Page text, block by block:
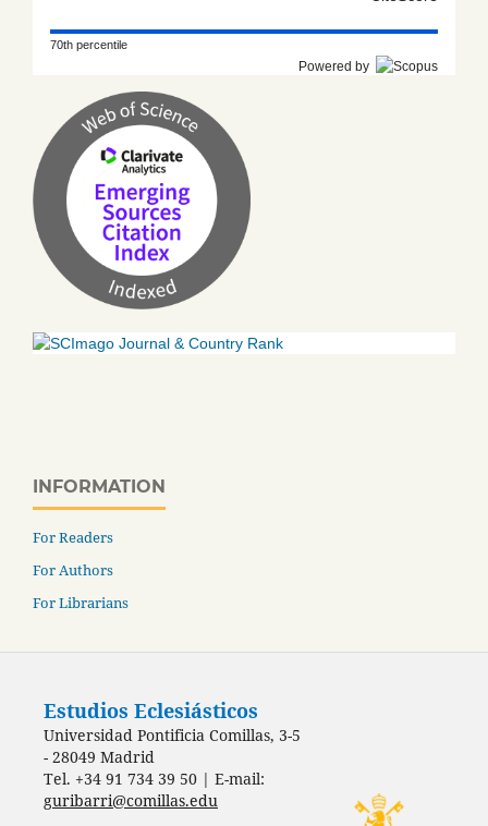
70th percentile
Powered by
INFORMATION
For Readers
For Authors
For Librarians
Estudios Eclesiásticos
Universidad Pontificia Comillas, 3-5
- 28049 Madrid
Tel. +34 91 734 39 50 | E-mail:
guribarri@comillas.edu